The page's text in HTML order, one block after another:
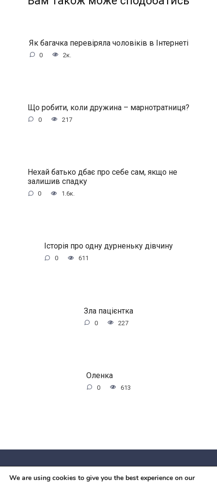
Як багачка перевіряла чоловіків в Інтернеті
0 2к.
Що робити, коли дружина – марнотратниця?
0 217
Нехай батько дбає про себе сам, якщо не
залишив спадку
0 1.6к.
Історія про одну дурненьку дівчину
0 611
Зла пацієнтка
0 227
Оленка
0 613
© 2026 Червоний камiнь
We are using cookies to give you the best experience on our